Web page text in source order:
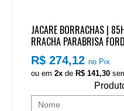
JACARE BORRACHAS |
RRACHA PARABRISA
1985 A 2011)
R$ 274,12no Pix
ou em2x deR$ 141,30